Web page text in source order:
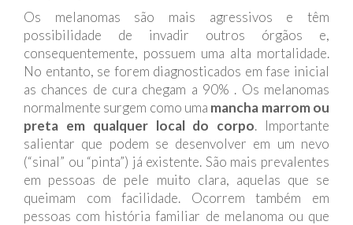
Os melanomas são mais agressivos e têm
possibilidade de invadir outros órgãos e,
consequentemente, possuem uma alta mortalidade.
No entanto, se forem diagnosticados em fase inicial
as chances de cura chegam a 90% . Os melanomas
normalmente surgem como uma mancha marrom ou
preta em qualquer local do corpo. Importante
salientar que podem se desenvolver em um nevo
(“sinal” ou “pinta”) já existente. São mais prevalentes
em pessoas de pele muito clara, aquelas que se
queimam com facilidade. Ocorrem também em
pessoas com história familiar de melanoma ou que